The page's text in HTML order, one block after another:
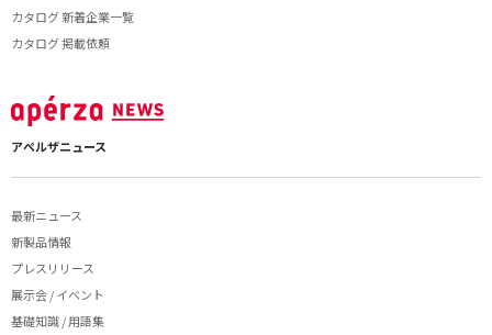
カタログ 新着企業一覧
カタログ 掲載依頼
アペルザニュース
最新ニュース
新製品情報
プレスリリース
展示会 / イベント
基礎知識 / 用語集